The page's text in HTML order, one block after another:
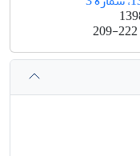
209-222